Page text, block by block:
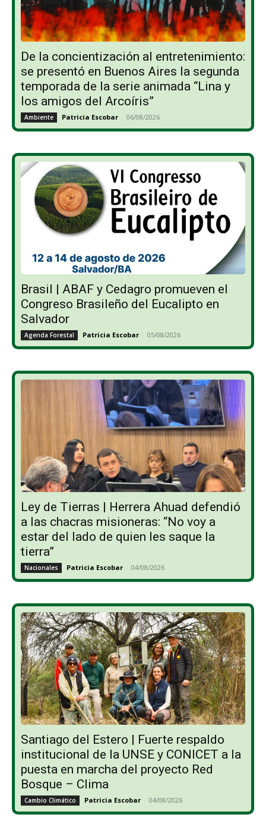
De la concientización al entretenimiento:
se presentó en Buenos Aires la segunda
temporada de la serie animada “Lina y
los amigos del Arcoíris”
Ambiente Patricia Escobar - 06/08/2026
Brasil | ABAF y Cedagro promueven el
Congreso Brasileño del Eucalipto en
Salvador
Agenda Forestal Patricia Escobar - 05/08/2026
Ley de Tierras | Herrera Ahuad defendió
a las chacras misioneras: “No voy a
estar del lado de quien les saque la
tierra”
Nacionales Patricia Escobar - 04/08/2026
Santiago del Estero | Fuerte respaldo
institucional de la UNSE y CONICET a la
puesta en marcha del proyecto Red
Bosque – Clima
Cambio Climático Patricia Escobar - 04/08/2026